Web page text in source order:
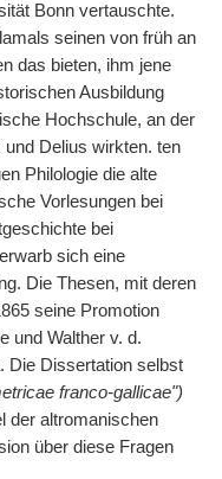
Bonn vertauschte.
seinen von früh an
das bieten, ihm jene
Ausbildung
Hochschule, an der
Delius wirkten. ten
Philologie die alte
Vorlesungen bei
bei
sich eine
Die Thesen, mit deren
seine Promotion
und Walther v. d.
Die Dissertation selbst
franco-gallicae")
der altromanischen
über diese Fragen